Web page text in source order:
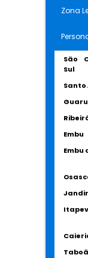
Zona
São
Sul
Santo
Embu
Embu